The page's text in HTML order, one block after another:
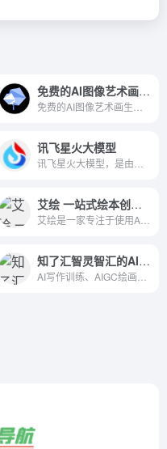
免费的AI图像艺术画生成工具
讯飞星火大模型
艾绘 一站式绘本创作平台
知了汇智灵智汇的AIGC资源